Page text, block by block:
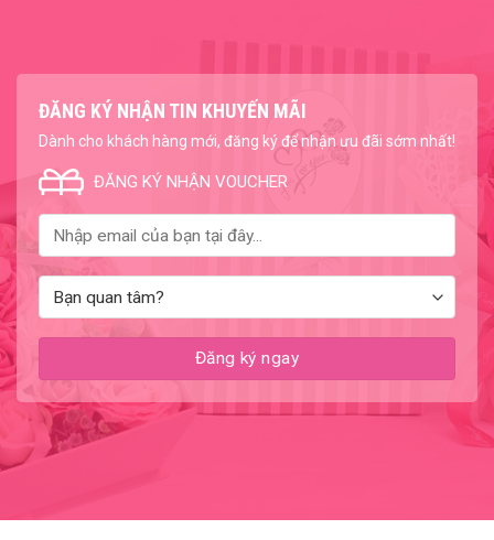
ĐĂNG KÝ NHẬN TIN KHUYẾN MÃI
Dành cho khách hàng mới, đăng ký để nhận ưu đãi sớm nhất!
ĐĂNG KÝ NHẬN VOUCHER